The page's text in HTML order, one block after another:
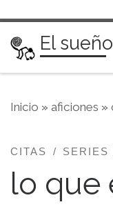
Saltar al
El
Inicio » aficiones »
CITAS SERIES
lo que